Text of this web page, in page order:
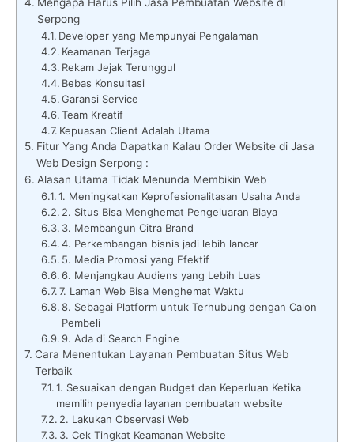
Serpong
Developer yang Mempunyai Pengalaman
Keamanan Terjaga
Rekam Jejak Terunggul
Bebas Konsultasi
Garansi Service
Team Kreatif
Kepuasan Client Adalah Utama
Fitur Yang Anda Dapatkan Kalau Order Website di Jasa
Web Design Serpong :
Alasan Utama Tidak Menunda Membikin Web
1. Meningkatkan Keprofesionalitasan Usaha Anda
2. Situs Bisa Menghemat Pengeluaran Biaya
3. Membangun Citra Brand
4. Perkembangan bisnis jadi lebih lancar
5. Media Promosi yang Efektif
6. Menjangkau Audiens yang Lebih Luas
7. Laman Web Bisa Menghemat Waktu
8. Sebagai Platform untuk Terhubung dengan Calon
Pembeli
9. Ada di Search Engine
Cara Menentukan Layanan Pembuatan Situs Web
Terbaik
1. Sesuaikan dengan Budget dan Keperluan Ketika
memilih penyedia layanan pembuatan website
2. Lakukan Observasi Web
3. Cek Tingkat Keamanan Website